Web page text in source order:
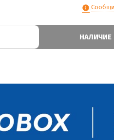
info
НАЛИЧИЕ